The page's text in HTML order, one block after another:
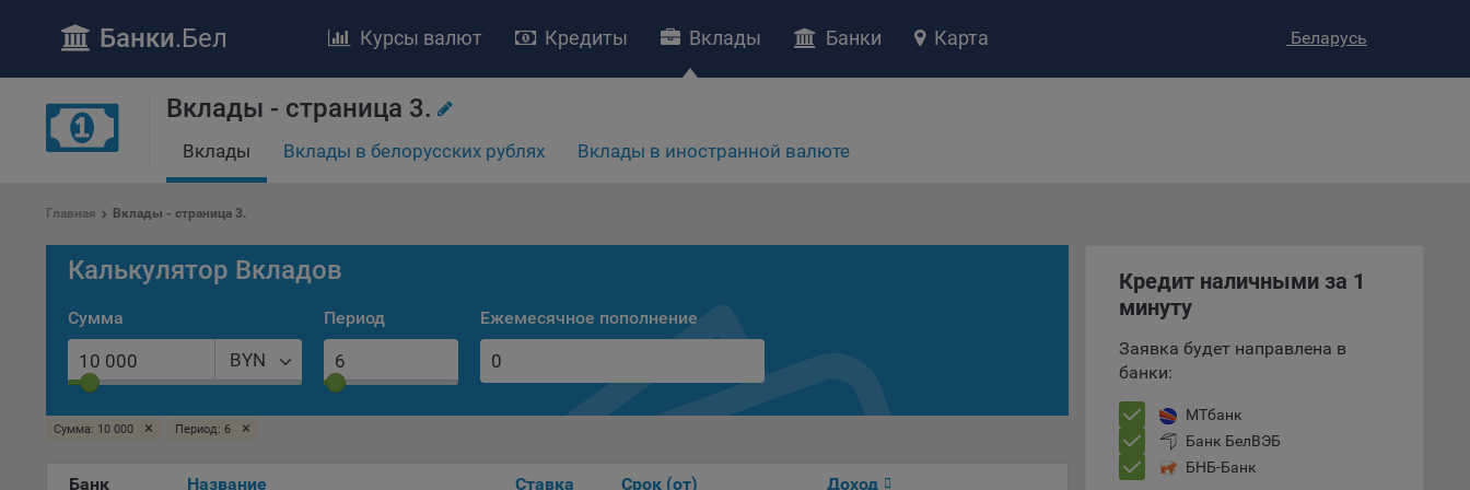
ПОЛОЖЕНИЕ «О политике обработки файлов cookie»
уделяет особое внимание защите персональных данных при их обработке и
ответственно подходит к соблюдению прав субъектов персональных данных.
персональных данных, предусмотренных статьей 17 Закона Республики
Политика разъясняет субъектам персональных данных, которые
«bankibel.by», для каких целей и каким образом Общество обрабатывает
процесс такой обработки.
компьютера (мобильного устройства) пользователя сайта Общества,
Банки.Бел Беларусь
Курсы валют Кредиты Вклады Банки Карта
Вклады - страница 3.
Вклады Вклады в белорусских рублях Вклады в иностранной валюте
Главная Вклады - страница 3.
Калькулятор Вкладов
Сумма
BYN
Период Ежемесячное пополнение
Сумма: 10 000 × Период: 6 ×
Банк Название Ставка Срок (от) Доход
Кредит наличными за 1
минуту
Заявка будет направлена в
банки:
МТбанк
Банк БелВЭБ
БНБ-Банк